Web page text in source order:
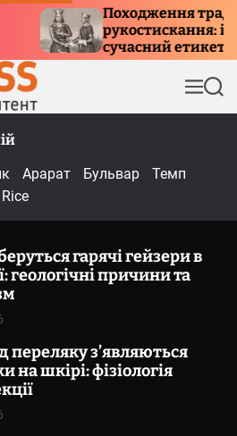
Походження традиції
рукостискання: історія,
сучасний етикет
М
е
П
о
Арарат Бульвар
Темп
Rice
гарячі гейзери в
геологічні причини та
переляку з’являються
на шкірі: фізіологія